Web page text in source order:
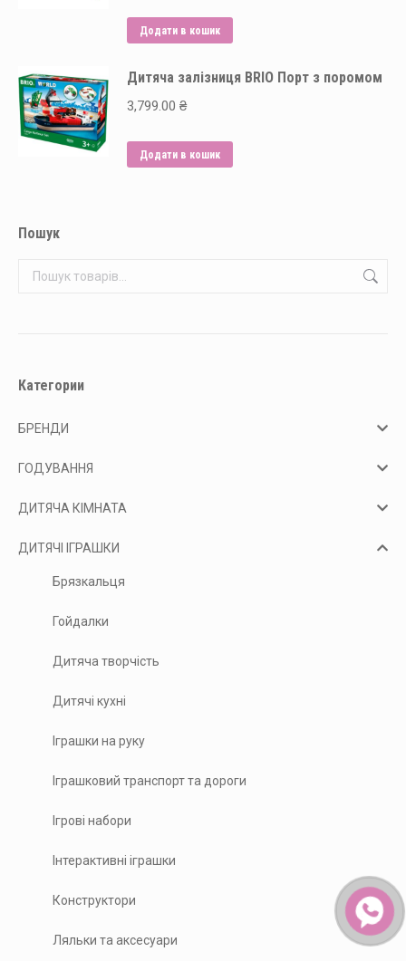
Додати в кошик
Дитяча залізниця BRIO Порт з поромом
3,799.00 ₴
Додати в кошик
Пошук
Категории
БРЕНДИ
ГОДУВАННЯ
ДИТЯЧА КІМНАТА
ДИТЯЧІ ІГРАШКИ
Брязкальця
Гойдалки
Дитяча творчість
Дитячі кухні
Іграшки на руку
Іграшковий транспорт та дороги
Ігрові набори
Інтерактивні іграшки
Конструктори
Ляльки та аксесуари